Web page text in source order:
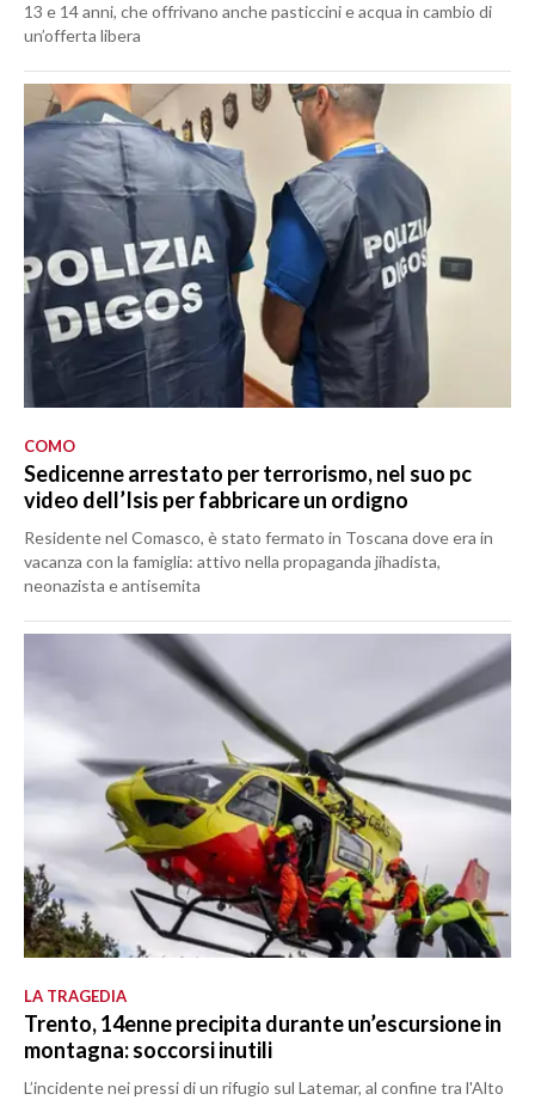
13 e 14 anni, che offrivano anche pasticcini e acqua in cambio di
un’offerta libera
COMO
Sedicenne arrestato per terrorismo, nel suo pc
video dell’Isis per fabbricare un ordigno
Residente nel Comasco, è stato fermato in Toscana dove era in
vacanza con la famiglia: attivo nella propaganda jihadista,
neonazista e antisemita
LA TRAGEDIA
Trento, 14enne precipita durante un’escursione in
montagna: soccorsi inutili
L’incidente nei pressi di un rifugio sul Latemar, al confine tra l'Alto